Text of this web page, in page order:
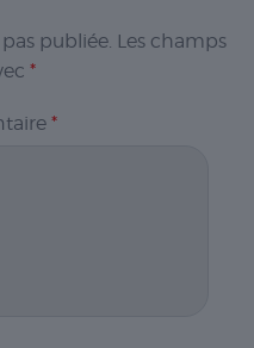
publiée. Les champs
*
*